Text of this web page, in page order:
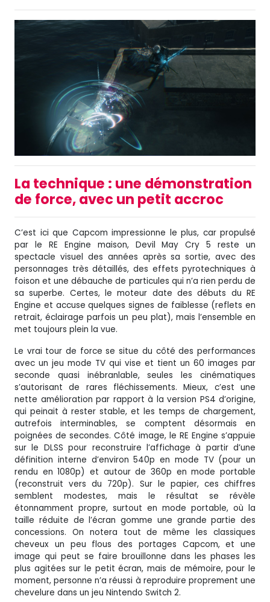
La technique : une démonstration
de force, avec un petit accroc
C’est ici que Capcom impressionne le plus, car propulsé
par le RE Engine maison, Devil May Cry 5 reste un
spectacle visuel des années après sa sortie, avec des
personnages très détaillés, des effets pyrotechniques à
foison et une débauche de particules qui n’a rien perdu de
sa superbe. Certes, le moteur date des débuts du RE
Engine et accuse quelques signes de faiblesse (reflets en
retrait, éclairage parfois un peu plat), mais l’ensemble en
met toujours plein la vue.
Le vrai tour de force se situe du côté des performances
avec un jeu mode TV qui vise et tient un 60 images par
seconde quasi inébranlable, seules les cinématiques
s’autorisant de rares fléchissements. Mieux, c’est une
nette amélioration par rapport à la version PS4 d’origine,
qui peinait à rester stable, et les temps de chargement,
autrefois interminables, se comptent désormais en
poignées de secondes. Côté image, le RE Engine s’appuie
sur le DLSS pour reconstruire l’affichage à partir d’une
définition interne d’environ 540p en mode TV (pour un
rendu en 1080p) et autour de 360p en mode portable
(reconstruit vers du 720p). Sur le papier, ces chiffres
semblent modestes, mais le résultat se révèle
étonnamment propre, surtout en mode portable, où la
taille réduite de l’écran gomme une grande partie des
concessions. On notera tout de même les classiques
cheveux un peu flous des portages Capcom, et une
image qui peut se faire brouillonne dans les phases les
plus agitées sur le petit écran, mais de mémoire, pour le
moment, personne n’a réussi à reproduire proprement une
chevelure dans un jeu Nintendo Switch 2.